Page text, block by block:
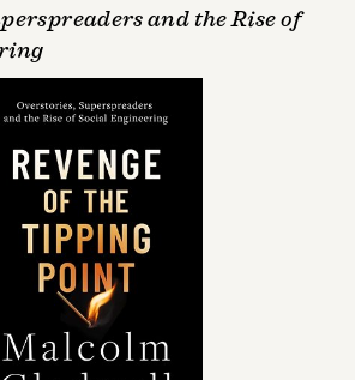
and the Rise of